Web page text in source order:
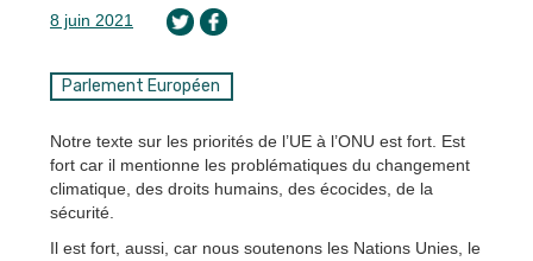
8 juin 2021
Parlement Européen
Notre texte sur les priorités de l’UE à l’ONU est fort. Est
fort car il mentionne les problématiques du changement
climatique, des droits humains, des écocides, de la
sécurité.
Il est fort, aussi, car nous soutenons les Nations Unies, le